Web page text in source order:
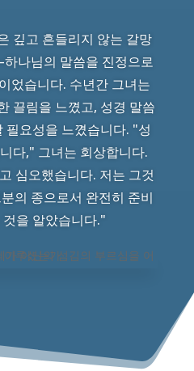
깊고 흔들리지 않는 갈망
나님의 말씀을 진정으로
었습니다. 수년간 그녀는
끌림을 느꼈고, 성경 말씀
필요성을 느꼈습니다. "성
다," 그녀는 회상합니다.
심오했습니다. 저는 그것
의 종으로서 완전히 준비
을 알았습니다."